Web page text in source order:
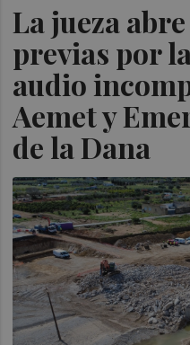
La jueza
previas por
audio
Aemet y
de la Dana